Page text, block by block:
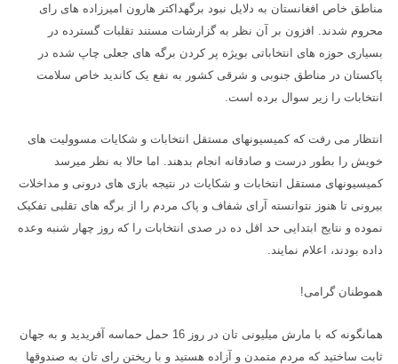
مناطق خاص افغانستان به دلایل نبود برگهداکتر هارون امیرزاده های رای
محروم شدند. افزون بر آن نظر به گزارشات مستند تقلبات گسترده در
بسیاری حوزه های انتخاباتی بویژه پر کردن برگه های جعلی چاپ شده در
پاکستان در مناطق جنوبی و شرقی کشور به نفع یک کاندید خاص سلامت
انتخابات را زیر سوال برده است
انتظار می رفت که کمیسیونهای مستقل انتخابات و شکایات مسوولیت های
خویش را بطور درست و صادقانه انجام بدهند. اما حالا به نظر میرسد
کمیسیونهای مستقل انتخابات و شکایات در نتیجه بازی های درونی و مداخلات
بیرونی تا هنوز نتوانسته آرای شفاف و پاک مردم را از برگه های تقلبی تفکیک
نموده و نتایج ابتدایی حد اقل ده در صدی انتخابات را که روز چهار شنبه وعده
داده بودند، اعلام نمایند
هموطنان گرامی!
همانگونه که با مارش میلیونی تان در روز 16 حمل حماسه آفریدید و به جهان
ثابت ساختید که مردم متمدن و آزاده هستید و با ریختن رای تان به صندوقها